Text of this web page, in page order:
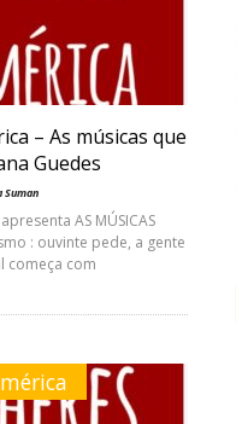
– As músicas que
Guedes
Suman
apresenta AS MÚSICAS
: ouvinte pede, a gente
começa com